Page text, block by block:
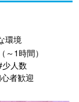
環境
～1時間）
少人数
者歓迎